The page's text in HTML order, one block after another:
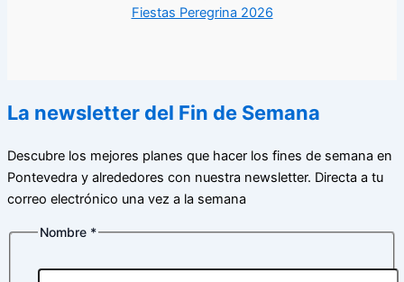
Fiestas Peregrina 2026
La newsletter del Fin de Semana
Descubre los mejores planes que hacer los fines de semana en
Pontevedra y alrededores con nuestra newsletter. Directa a tu
correo electrónico una vez a la semana
Nombre *